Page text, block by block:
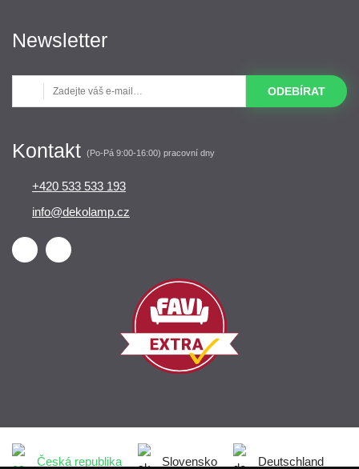
Newsletter
ODEBÍRAT
Kontakt (Po-Pá 9:00-16:00) pracovní dny
+420 533 533 193
info@dekolamp.cz
Česká republika Slovensko Deutschland